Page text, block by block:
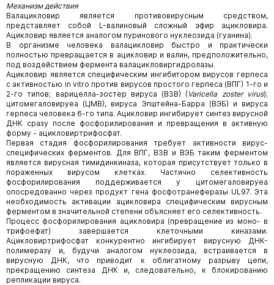
Механизм действия
Валацикловир является противовирусным средством,
представляет собой L-валиновый сложный эфир ацикловира.
Ацикловир является аналогом пуринового нуклеозида (гуанина).
В организме человека валацикловир быстро и практически
полностью превращается в ацикловир и валин, предположительно,
под воздействием фермента валацикловиргидролазы.
Ацикловир является специфическим ингибитором вирусов герпеса
с активностью in vitro против вирусов простого герпеса (ВПГ) 1-го и
2-го типов; варицелла-зостер вируса (ВЗВ) (Varicella zoster virus);
цитомегаловируеа (ЦМВ), вируса Эпштейна-Барра (ВЭБ) и вируса
герпеса человека 6-го типа. Ацикловир ингибирует синтез вирусной
ДНК сразу после фосфорилирования и превращения в активную
форму - ацикловиртрифосфат.
Первая стадия фосфорилирования требует активности вирус-
специфических ферментов. Для ВПГ, ВЗВ и ВЭБ таким ферментом
является вирусная тимидинкиназа, которая присутствует только в
пораженных вирусом клетках. Частично селективность
фосфорилирования поддерживается у цитомегаловируеа
опосредованно через продукт гена фосфотранеферазы UL97. Эта
необходимость активации ацикловира специфическим вирусным
ферментом в значительной степени объясняет его селективность.
Процесс фосфорилирования ацикловира (превращение из моно- в
трифоефат) завершается клеточными киназами.
Ацикловиртрифосфат конкурентно ингибирует вирусную ДНК-
полимеразу и, будучи аналогом нуклеозида, встраивается в
вирусную ДНК, что приводит к облигатному разрыву цепи,
прекращению синтеза ДНК и, следовательно, к блокированию
репликации вируса.